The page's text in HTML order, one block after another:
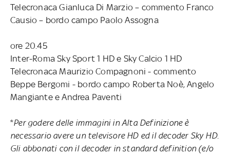
Telecronaca Gianluca Di Marzio – commento Franco
Causio – bordo campo Paolo Assogna
ore 20.45
Inter-Roma Sky Sport 1 HD e Sky Calcio 1 HD
Telecronaca Maurizio Compagnoni - commento
Beppe Bergomi - bordo campo Roberta Noè, Angelo
Mangiante e Andrea Paventi
*Per godere delle immagini in Alta Definizione è
necessario avere un televisore HD ed il decoder Sky HD.
Gli abbonati con il decoder in standard definition (e/o